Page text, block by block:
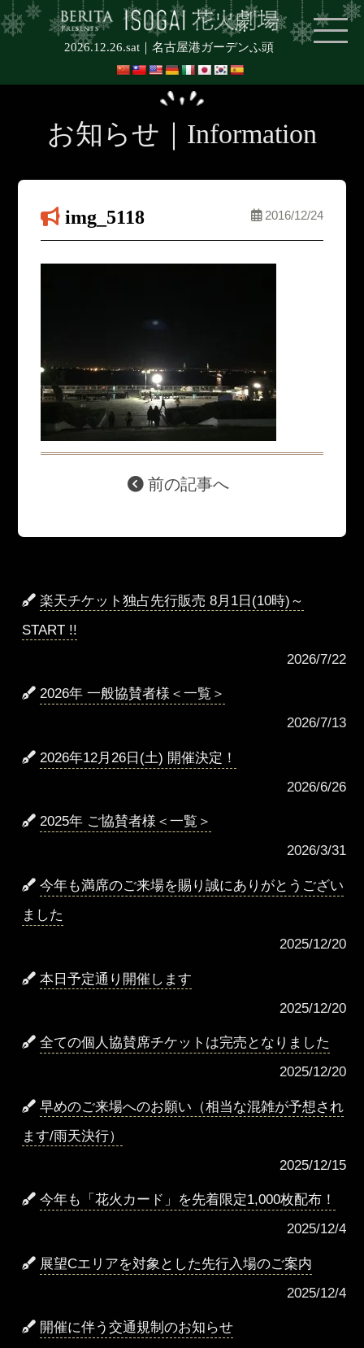
2026.12.26.sat｜名古屋港ガーデンふ頭
お知らせ｜Information
img_5118 2016/12/24
前の記事へ
楽天チケット独占先行販売 8月1日(10時)～
START !!
2026/7/22
2026年 一般協賛者様＜一覧＞
2026/7/13
2026年12月26日(土) 開催決定！
2026/6/26
2025年 ご協賛者様＜一覧＞
2026/3/31
今年も満席のご来場を賜り誠にありがとうござい
ました
2025/12/20
本日予定通り開催します
2025/12/20
全ての個人協賛席チケットは完売となりました
2025/12/20
早めのご来場へのお願い（相当な混雑が予想され
ます/雨天決行）
2025/12/15
今年も「花火カード」を先着限定1,000枚配布！
2025/12/4
展望Cエリアを対象とした先行入場のご案内
2025/12/4
開催に伴う交通規制のお知らせ